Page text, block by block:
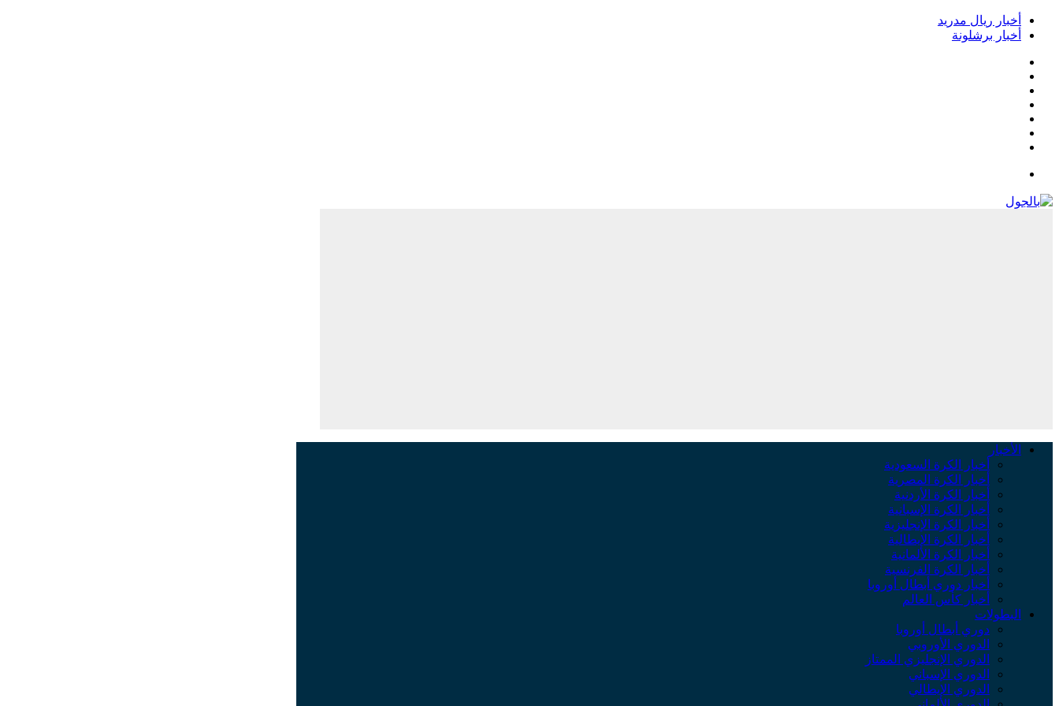
أخبار ريال مدريد
أخبار برشلونة
الأخبار
أخبار الكرة السعودية
أخبار الكرة المصرية
أخبار الكرة الأردنية
أخبار الكرة الإسبانية
أخبار الكرة الإنجليزية
أخبار الكرة الإيطالية
أخبار الكرة الألمانية
أخبار الكرة الفرنسية
أخبار دوري أبطال أوروبا
أخبار كأس العالم
البطولات
دوري أبطال أوروبا
الدوري الأوروبي
الدوري الإنجليزي الممتاز
الدوري الإسباني
الدوري الإيطالي